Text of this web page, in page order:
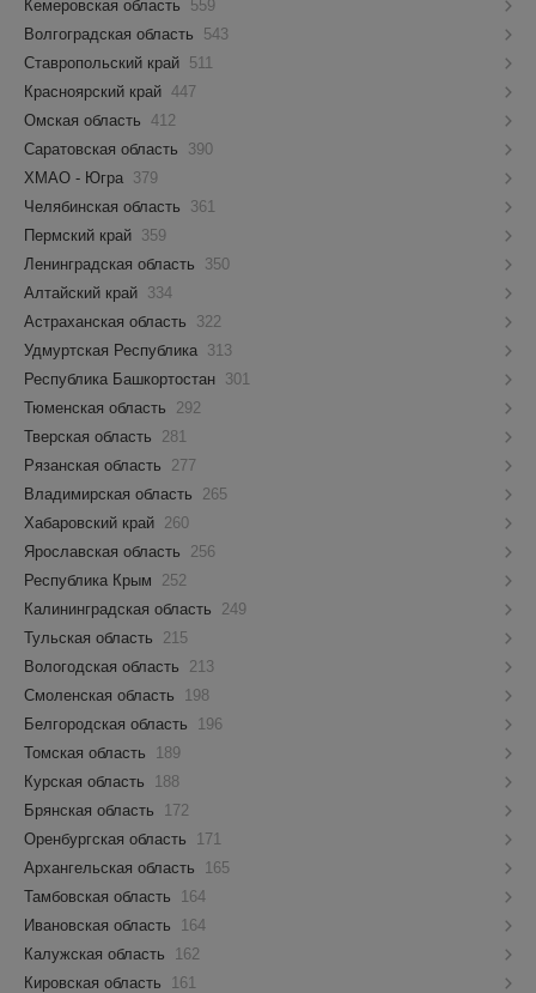
Кемеровская область
559
Волгоградская область
543
Ставропольский край 511
Красноярский край 447
Омская область 412
Саратовская область
390
ХМАО - Югра 379
Челябинская область
361
Пермский край 359
Ленинградская область
350
Алтайский край 334
Астраханская область
322
Удмуртская Республика 313
Республика Башкортостан 301
Тюменская область
292
Тверская область
281
Рязанская область
277
Владимирская область
265
Хабаровский край 260
Ярославская область
256
Республика Крым
252
Калининградская область
249
Тульская область
215
Вологодская область
213
Смоленская область
198
Белгородская область
196
Томская область
189
Курская область
188
Брянская область
172
Оренбургская область
171
Архангельская область
165
Тамбовская область
164
Ивановская область
164
Калужская область
162
Кировская область
161